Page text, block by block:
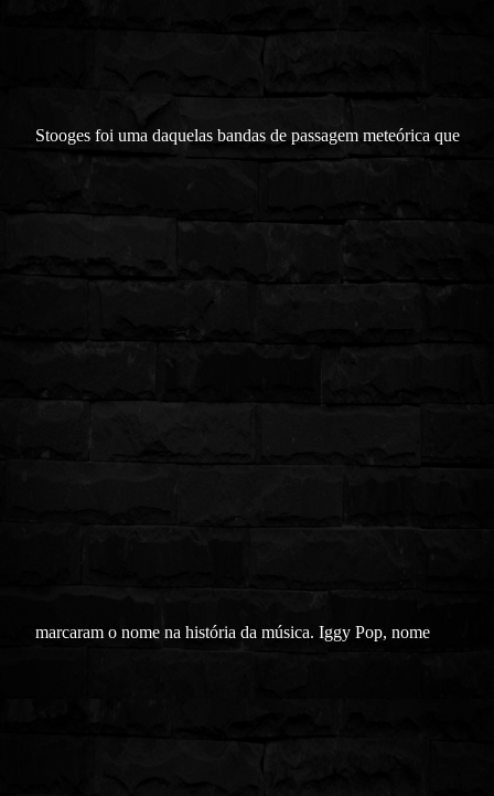
Stooges foi uma daquelas bandas de passagem meteórica que
marcaram o nome na história da música. Iggy Pop, nome